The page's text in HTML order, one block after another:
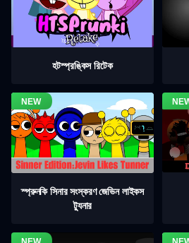
হটস্প্রঙ্কিস রিটেক
স্প্রুনকি সিনার সংস্করণ জেভিন লাইকস
ট্যুনার